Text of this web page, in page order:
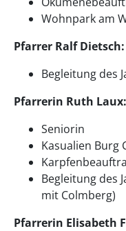
Wohnpark am
Pfarrer Ralf Dietsch:
Begleitung des
Pfarrerin Ruth Laux:
Seniorin
Kasualien Burg
Begleitung des
mit Colmberg)
Pfarrerin Elisabeth